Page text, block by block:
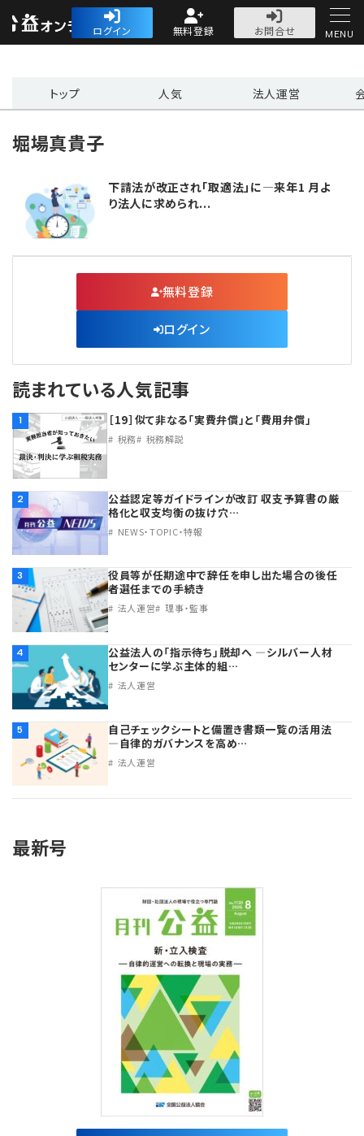
公益・一般法人オ
ログイン 無料登録
お問合せ
人気記事
法人運営
法人運営
評議員会・社員総会
評議員
登記関連
定款関連
法改正-法人運営
定期提出書類
寄附
税務
インボイス
電子帳簿保存法
労務
給与計算
法改正-労務
法務
利益相反取引
個人情報
法改正-法務
経営
資産運用
IT
連載
連載
論壇
カレンダー
NEWS・TOPIC・特報
【連載】オピニオンリーダーのnote
【連載】会計相談室
【連載】公益法人運営実務の処方箋
【連載】公益法人会計検定試験一問一答
【連載】公益法人制度のリアル
【連載】これからの時代の資産運用
【連載】採用・定着・育成のための人事戦略
【連載】事例に学ぶ立入検査で想定される指摘事項
【連載】シェアコモン200インタビュー
【連載】シェアコモン200 誌上相談室
【連載】実務と税務のポイント
【連載】事務局だよりPLUS
【連載】非営利法人AtoZei
【連載】労務管理の歩き方
【連載】AI活用のすすめ
【連載】IT実務一問一答
無料記事
公益・一般法人オンラインとは
登録案内
専門誌一覧
お問合せ
プライバシーポリシー
MENU
トップ 人気 法人運営
堀場真貴子
下請法が改正され「取適法」に―来年1 月よ
り法人に求められ...
無料登録
ログイン
読まれている人気記事
1 ［19］似て非なる「実費弁償」と「費用弁償」
税務 税務解説
2
公益認定等ガイドラインが改訂 収支予算書の厳
格化と収支均衡の抜け穴…
NEWS・TOPIC・特報
3
役員等が任期途中で辞任を申し出た場合の後任
者選任までの手続き
法人運営 理事・監事
4
公益法人の「指示待ち」脱却へ ―シルバー人材
センターに学ぶ主体的組…
法人運営
5
自己チェックシートと備置き書類一覧の活用法
―自律的ガバナンスを高め…
法人運営
最新号